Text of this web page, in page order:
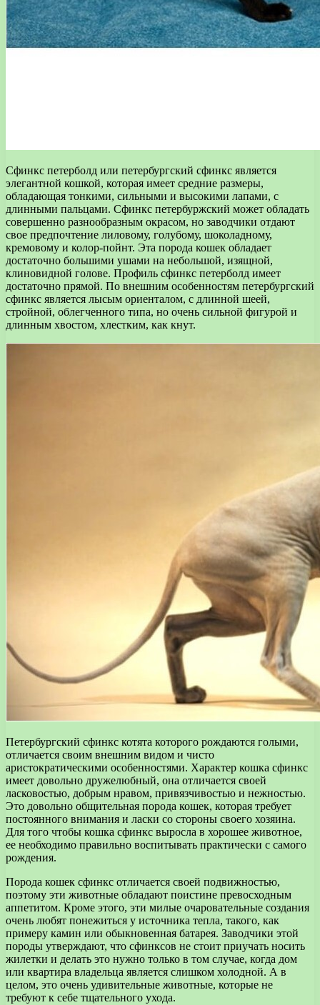
Сфинкс петерболд или петербургский сфинкс является
элегантной кошкой, которая имеет средние размеры,
обладающая тонкими, сильными и высокими лапами, с
длинными пальцами. Сфинкс петербуржский может обладать
совершенно разнообразным окрасом, но заводчики отдают
свое предпочтение лиловому, голубому, шоколадному,
кремовому и колор-пойнт. Эта порода кошек обладает
достаточно большими ушами на небольшой, изящной,
клиновидной голове. Профиль сфинкс петерболд имеет
достаточно прямой. По внешним особенностям петербургский
сфинкс является лысым ориенталом, с длинной шеей,
стройной, облегченного типа, но очень сильной фигурой и
длинным хвостом, хлестким, как кнут.
Петербургский сфинкс котята которого рождаются голыми,
отличается своим внешним видом и чисто
аристократическими особенностями. Характер кошка сфинкс
имеет довольно дружелюбный, она отличается своей
ласковостью, добрым нравом, привязчивостью и нежностью.
Это довольно общительная порода кошек, которая требует
постоянного внимания и ласки со стороны своего хозяина.
Для того чтобы кошка сфинкс выросла в хорошее животное,
ее необходимо правильно воспитывать практически с самого
рождения.
Порода кошек сфинкс отличается своей подвижностью,
поэтому эти животные обладают поистине превосходным
аппетитом. Кроме этого, эти милые очаровательные создания
очень любят понежиться у источника тепла, такого, как
примеру камин или обыкновенная батарея. Заводчики этой
породы утверждают, что сфинксов не стоит приучать носить
жилетки и делать это нужно только в том случае, когда дом
или квартира владельца является слишком холодной. А в
целом, это очень удивительные животные, которые не
требуют к себе тщательного ухода.